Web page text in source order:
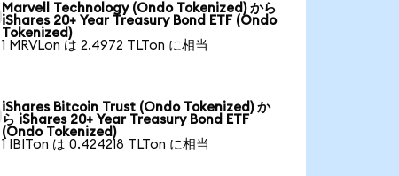
Marvell Technology (Ondo Tokenized) から
iShares 20+ Year Treasury Bond ETF (Ondo
Tokenized)
1 MRVLon は 2.4972 TLTon に相当
iShares Bitcoin Trust (Ondo Tokenized) か
ら iShares 20+ Year Treasury Bond ETF
(Ondo Tokenized)
1 IBITon は 0.424218 TLTon に相当